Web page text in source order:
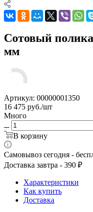
Сотовый
мм
Артикул: 00000001350
16 475 руб./шт
Много
В корзину
Самовывоз сегодня -
Доставка завтра - 390 ₽
Характеристики
Как купить
Доставка